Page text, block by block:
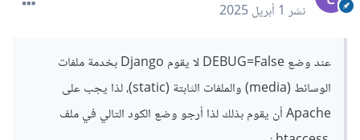
نشر1 أبريل 2025
عند وضع DEBUG=False لا يقوم Django بخدمة ملفات
الوسائط (media) والملفات الثابتة (static)، لذا يجب على
Apache أن يقوم بذلك لذا أرجو وضع الكود التالي في ملف